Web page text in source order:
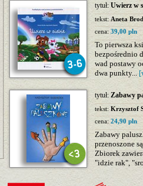
tytuł:Uwierz w
tekst:Aneta
cena: 39,00 pln
To pierwsza
bezpośrednio
wad postawy
dwa punkty...
tytuł: Zabawy
tekst: Krzysztof
cena: 24,90 pln
Zabawy
przenoszone
Zbiorek
"idzie rak",